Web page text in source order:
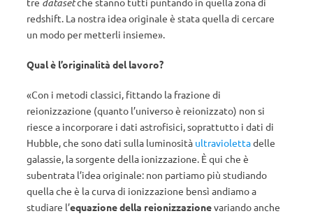
redshift. La nostra idea originale è stata quella di cercare
un modo per metterli insieme».
Qual è l’originalità del lavoro?
«Con i metodi classici, fittando la frazione di
reionizzazione (quanto l’universo è reionizzato) non si
riesce a incorporare i dati astrofisici, soprattutto i dati di
Hubble, che sono dati sulla luminosità ultraviolettadelle
galassie, la sorgente della ionizzazione. È qui che è
subentrata l’idea originale: non partiamo più studiando
quella che è la curva di ionizzazione bensì andiamo a
studiare l’equazione della reionizzazionevariando anche